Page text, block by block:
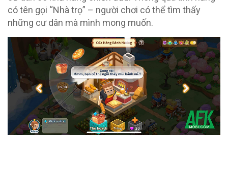
có tên gọi “Nhà trọ” – người chơi có thể tìm thấy
những cư dân mà mình mong muốn.